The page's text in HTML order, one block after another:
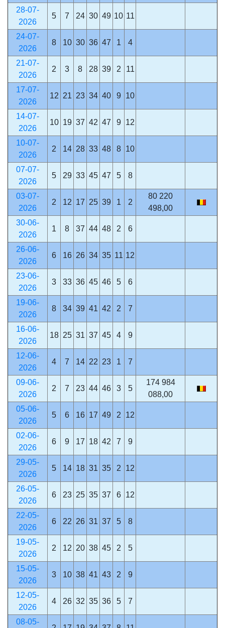
28-07-
2026
5 7 24 30 49 10 11
24-07-
2026
8 10 30 36 47 1 4
21-07-
2026
2 3 8 28 39 2 11
17-07-
2026
12 21 23 34 40 9 10
14-07-
2026
10 19 37 42 47 9 12
10-07-
2026
2 14 28 33 48 8 10
07-07-
2026
5 29 33 45 47 5 8
03-07-
2026
2 12 17 25 39 1 2
80 220
498,00
30-06-
2026
1 8 37 44 48 2 6
26-06-
2026
6 16 26 34 35 11 12
23-06-
2026
3 33 36 45 46 5 6
19-06-
2026
8 34 39 41 42 2 7
16-06-
2026
18 25 31 37 45 4 9
12-06-
2026
4 7 14 22 23 1 7
09-06-
2026
2 7 23 44 46 3 5
174 984
088,00
05-06-
2026
5 6 16 17 49 2 12
02-06-
2026
6 9 17 18 42 7 9
29-05-
2026
5 14 18 31 35 2 12
26-05-
2026
6 23 25 35 37 6 12
22-05-
2026
6 22 26 31 37 5 8
19-05-
2026
2 12 20 38 45 2 5
15-05-
2026
3 10 38 41 43 2 9
12-05-
2026
4 26 32 35 36 5 7
08-05-